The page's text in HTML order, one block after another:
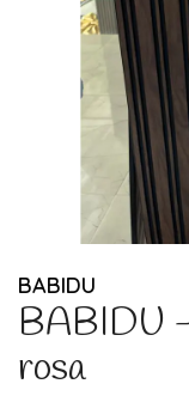
BABIDU
BABIDU -
rosa